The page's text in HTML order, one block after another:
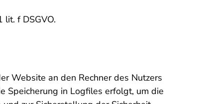
f DSGVO.
Website an den Rechner des Nutzers
Speicherung in Logfiles erfolgt, um die